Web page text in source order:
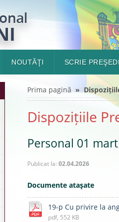
NOUTĂŢI SCRIE
Prima pagină »
Dispozițiile
Personal 01
Publicat la: 02.04.2026
Documente ataşate
19-p Cu privire la
pdf, 552 KB